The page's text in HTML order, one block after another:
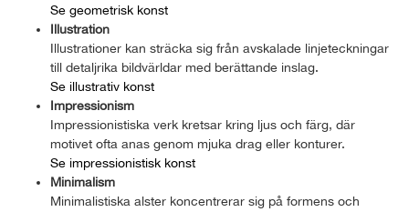
Se geometrisk konst
Illustration
Illustrationer kan sträcka sig från avskalade linjeteckningar
till detaljrika bildvärldar med berättande inslag.
Se illustrativ konst
Impressionism
Impressionistiska verk kretsar kring ljus och färg, där
motivet ofta anas genom mjuka drag eller konturer.
Se impressionistisk konst
Minimalism
Minimalistiska alster koncentrerar sig på formens och